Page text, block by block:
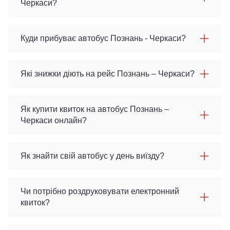
Черкаси?
Куди прибуває автобус Познань - Черкаси?
Які знижки діють на рейс Познань – Черкаси?
Як купити квиток на автобус Познань –
Черкаси онлайн?
Як знайти свій автобус у день виїзду?
Чи потрібно роздруковувати електронний
квиток?